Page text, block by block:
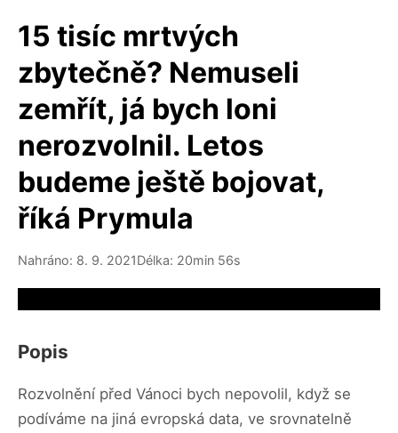
15 tisíc mrtvých
zbytečně? Nemuseli
zemřít, já bych loni
nerozvolnil. Letos
budeme ještě bojovat,
říká Prymula
Nahráno: 8. 9. 2021Délka: 20min 56s
Popis
Rozvolnění před Vánoci bych nepovolil, když se
podíváme na jiná evropská data, ve srovnatelně